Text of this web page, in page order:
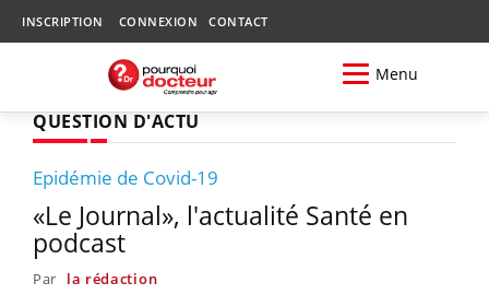
INSCRIPTION CONNEXION CONTACT
Menu
QUESTION D'ACTU
Epidémie de Covid-19
«Le Journal», l'actualité Santé en
podcast
Par la rédaction